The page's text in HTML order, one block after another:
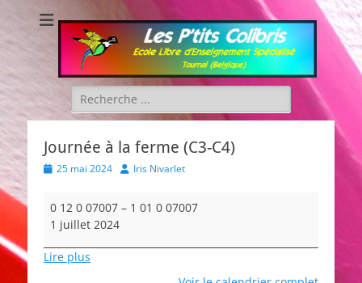
Les P'tits Colibris
Rechercher :
Journée à la ferme (C3-C4)
Posted
25 mai 2024 AuthorIris Nivarlet
Journée
ferme
0 12 0 07007 – 1 01 0 07007
1 juillet 2024
Lire plus